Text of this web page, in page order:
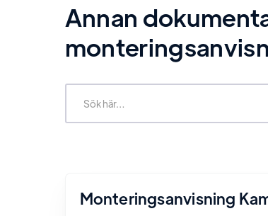
Annan
Monteringsanvisning